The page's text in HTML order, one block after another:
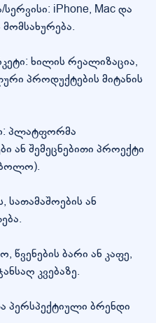
iPhone, Mac და
მომსახურება.
ხილის რეალიზაცია,
პროდუქტების მიტანის
პლატფორმა
ან შემეცნებითი პროექტი
სათამაშოების ან
წვენების ბარი ან კაფე,
კვებაზე.
პერსპექტიული ბრენდი